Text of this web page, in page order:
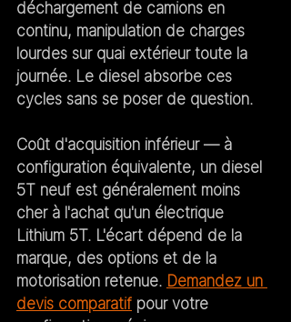
déchargement de camions en
continu, manipulation de charges
lourdes sur quai extérieur toute la
journée. Le diesel absorbe ces
cycles sans se poser de question.
Coût d'acquisition inférieur — à
configuration équivalente, un diesel
5T neuf est généralement moins
cher à l'achat qu'un électrique
Lithium 5T. L'écart dépend de la
marque, des options et de la
motorisation retenue. Demandez un
devis comparatif pour votre